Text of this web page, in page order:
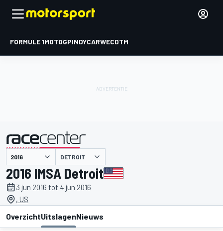
FORMULE 1MOTOGPINDYCARWECDTM
gepresenteerd door DETROIT
2016 IMSA Detroit
3 jun 2016 tot 4 jun 2016
, US
OverzichtUitslagenNieuws